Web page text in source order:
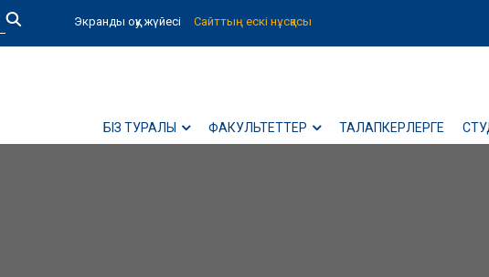
Экранды оқу жүйесі Сайттың ескі нұсқасы
БІЗ ТУРАЛЫ ФАКУЛЬТЕТТЕР ТАЛАПКЕРЛЕРГЕ